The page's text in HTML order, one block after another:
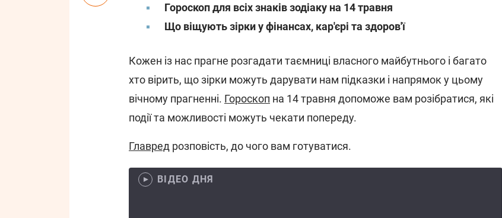
Гороскоп для всіх знаків зодіаку на 14 травня
Що віщують зірки у фінансах, кар'єрі та здоров'ї
Кожен із нас прагне розгадати таємниці власного майбутнього і багато
хто вірить, що зірки можуть дарувати нам підказки і напрямок у цьому
вічному прагненні. Гороскоп на 14 травня допоможе вам розібратися, які
події та можливості можуть чекати попереду.
Главред розповість, до чого вам готуватися.
ВІДЕО ДНЯ